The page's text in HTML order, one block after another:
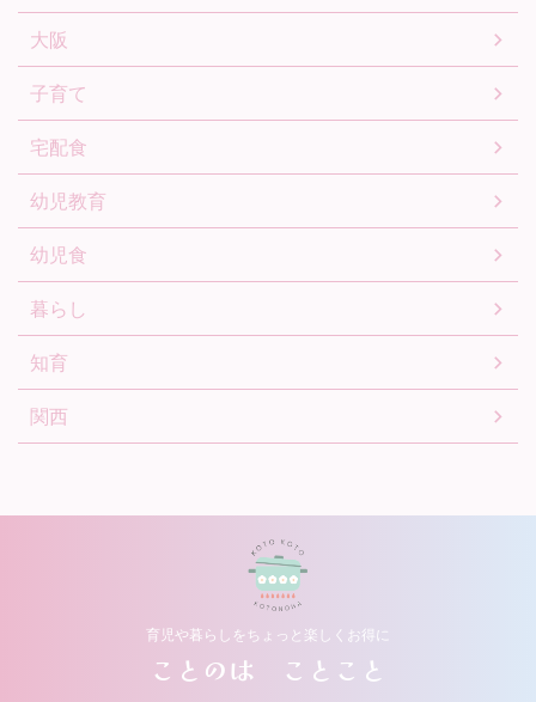
大阪
子育て
宅配食
幼児教育
幼児食
暮らし
知育
関西
育児や暮らしをちょっと楽しくお得に
ことのは ことこと